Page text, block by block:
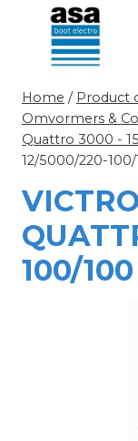
Doorgaan
inhoud
Home / Product
Omvormers &
Quattro 3000 -
12/5000/220-100/
100/100